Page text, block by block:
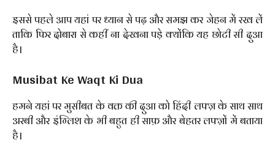
इससे पहले आप यहां पर ध्यान से पढ़ और समझ कर जेहन में रख लें
ताकि फिर दोबारा से कहीं ना देखना पड़े क्योंकि यह छोटी सी दुआ
है।
Musibat Ke Waqt Ki Dua
हमने यहां पर मुसीबत के वक्त की दुआ को हिंदी लफ्ज़ के साथ साथ
अरबी और इंग्लिश के भी बहुत ही साफ़ और बेहतर लफ्ज़ों में बताया
है।